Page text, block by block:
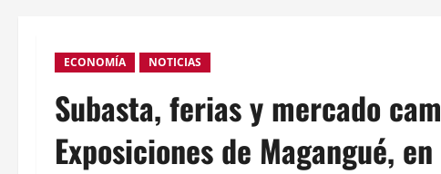
ECONOMÍA NOTICIAS
Subasta, ferias y mercado
Exposiciones de Magangué,